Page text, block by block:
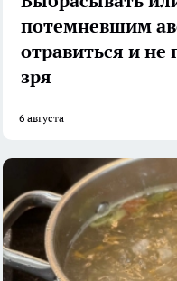
потемневшим
отравиться и не
зря
6 августа